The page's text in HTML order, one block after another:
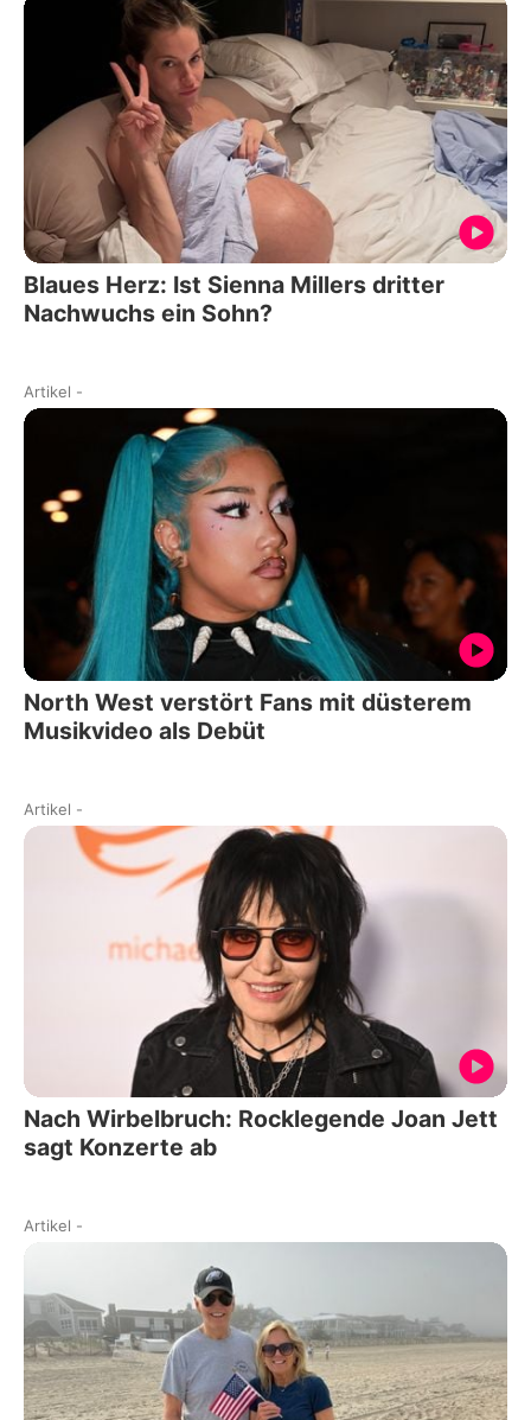
Blaues Herz: Ist Sienna Millers dritter
Nachwuchs ein Sohn?
Artikel -
North West verstört Fans mit düsterem
Musikvideo als Debüt
Artikel -
Nach Wirbelbruch: Rocklegende Joan Jett
sagt Konzerte ab
Artikel -